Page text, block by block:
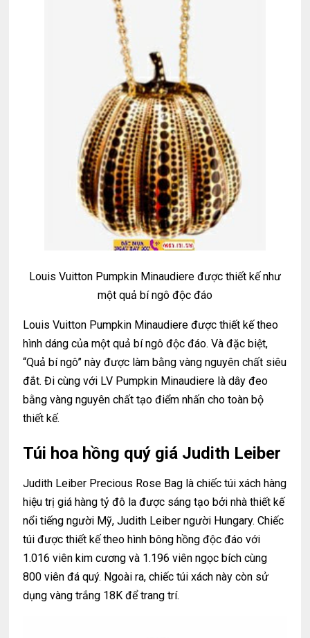
Louis Vuitton Pumpkin Minaudiere được thiết kế như
một quả bí ngô độc đáo
Louis Vuitton Pumpkin Minaudiere được thiết kế theo
hình dáng của một quả bí ngô độc đáo. Và đặc biệt,
“Quả bí ngô” này được làm bằng vàng nguyên chất siêu
đắt. Đi cùng với LV Pumpkin Minaudiere là dây đeo
bằng vàng nguyên chất tạo điểm nhấn cho toàn bộ
thiết kế.
Túi hoa hồng quý giá Judith Leiber
Judith Leiber Precious Rose Bag là chiếc túi xách hàng
hiệu trị giá hàng tỷ đô la được sáng tạo bởi nhà thiết kế
nổi tiếng người Mỹ, Judith Leiber người Hungary. Chiếc
túi được thiết kế theo hình bông hồng độc đáo với
1.016 viên kim cương và 1.196 viên ngọc bích cùng
800 viên đá quý. Ngoài ra, chiếc túi xách này còn sử
dụng vàng trắng 18K để trang trí.